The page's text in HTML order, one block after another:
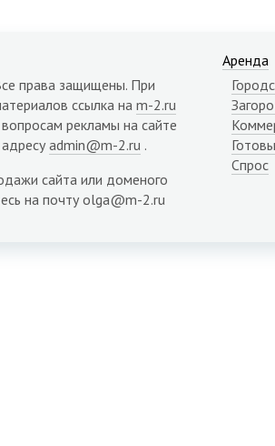
права защищены. При
ссылка на m-2.ru
рекламы на сайте
admin@m-2.ru .
сайта или доменого
на почту olga@m-2.ru
Аренда
Спрос